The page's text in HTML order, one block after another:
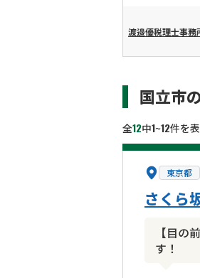
渡邉優税理士事務
国立市
全12中1~12件を
東京都
【目の
す！
さくら